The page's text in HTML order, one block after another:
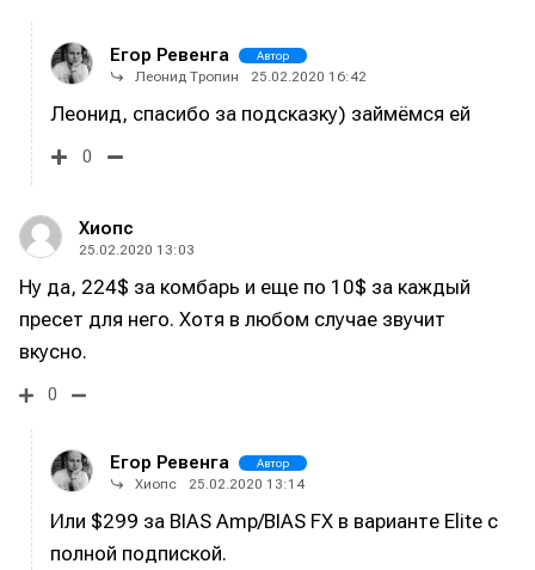
Егор Ревенга Автор
Леонид Тропин 25.02.2020 16:42
Леонид, спасибо за подсказку) займёмся ей
0
Хиопс
25.02.2020 13:03
Ну да, 224$ за комбарь и еще по 10$ за каждый
пресет для него. Хотя в любом случае звучит
вкусно.
0
Егор Ревенга Автор
Хиопс 25.02.2020 13:14
Или $299 за BIAS Amp/BIAS FX в варианте Elite с
полной подпиской.